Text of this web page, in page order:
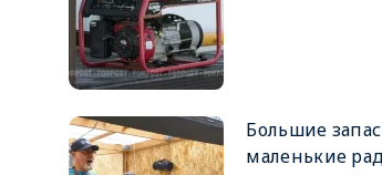
Большие
маленькие